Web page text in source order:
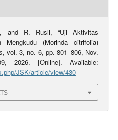
and R. Rusli, “Uji Aktivitas
Mengkudu (Morinda citrifolia)
, vol. 3, no. 6, pp. 801–806, Nov.
2026. [Online]. Available:
JSK/article/view/430